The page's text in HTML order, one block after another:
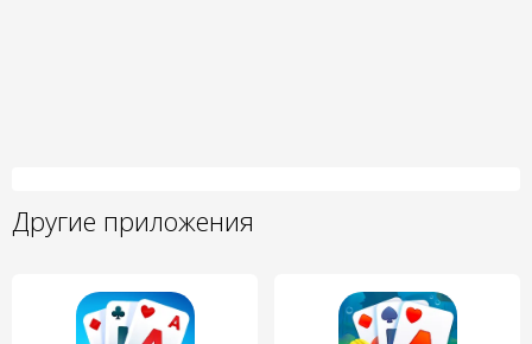
Другие приложения